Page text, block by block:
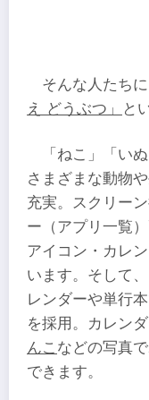
そんな人たち
え どうぶつ」
と
「ねこ」「い
さまざまな動物
充実。スクリー
ー（アプリ一覧
アイコン・カレ
います。そして
レンダーや単行
を採用。カレン
んこ などの写真
できます。